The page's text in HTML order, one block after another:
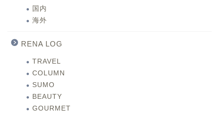
国内
海外
RENA LOG
TRAVEL
COLUMN
SUMO
BEAUTY
GOURMET